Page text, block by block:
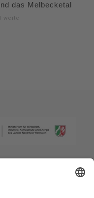
das Melbecketal